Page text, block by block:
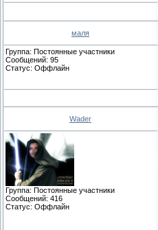
маля
Группа: Постоянные участники
Сообщений: 95
Статус: Оффлайн
Wader
Группа: Постоянные участники
Сообщений: 416
Статус: Оффлайн